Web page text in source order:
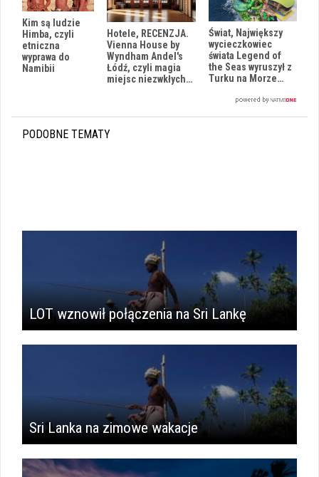
Kim są ludzie
Himba, czyli
etniczna
wyprawa do
Namibii
Hotele, RECENZJA.
Vienna House by
Wyndham Andel's
Łódź, czyli magia
miejsc niezwkłych…
Świat, Największy
wycieczkowiec
świata Legend of
the Seas wyruszył z
Turku na Morze…
PODOBNE TEMATY
LOT wznowił połączenia na Sri Lankę
Sri Lanka na zimowe wakacje